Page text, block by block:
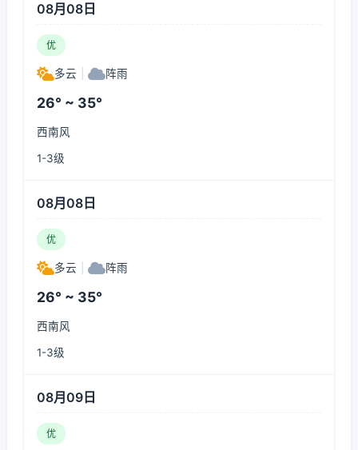
08月08日
优
多云 阵雨
26° ~ 35°
西南风
1-3级
08月08日
优
多云 阵雨
26° ~ 35°
西南风
1-3级
08月09日
优